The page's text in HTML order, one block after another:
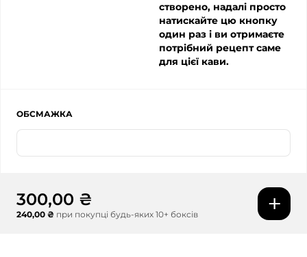
створено, надалі просто
натискайте цю кнопку
один раз і ви отримаєте
потрібний рецепт саме
для цієї кави.
ОБСМАЖКА
300,00 ₴
240,00 ₴ при покупці будь-яких 10+ боксів